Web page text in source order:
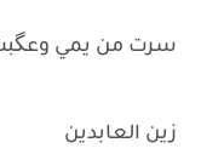
سرت من يمي
زين العابدين